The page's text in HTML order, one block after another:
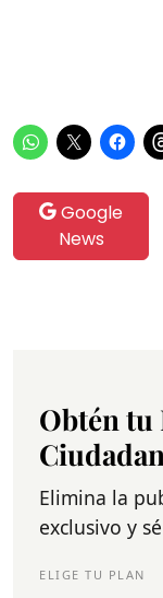
Google
News
Obtén tu
Elimina la
exclusivo y
ELIGE TU PLAN